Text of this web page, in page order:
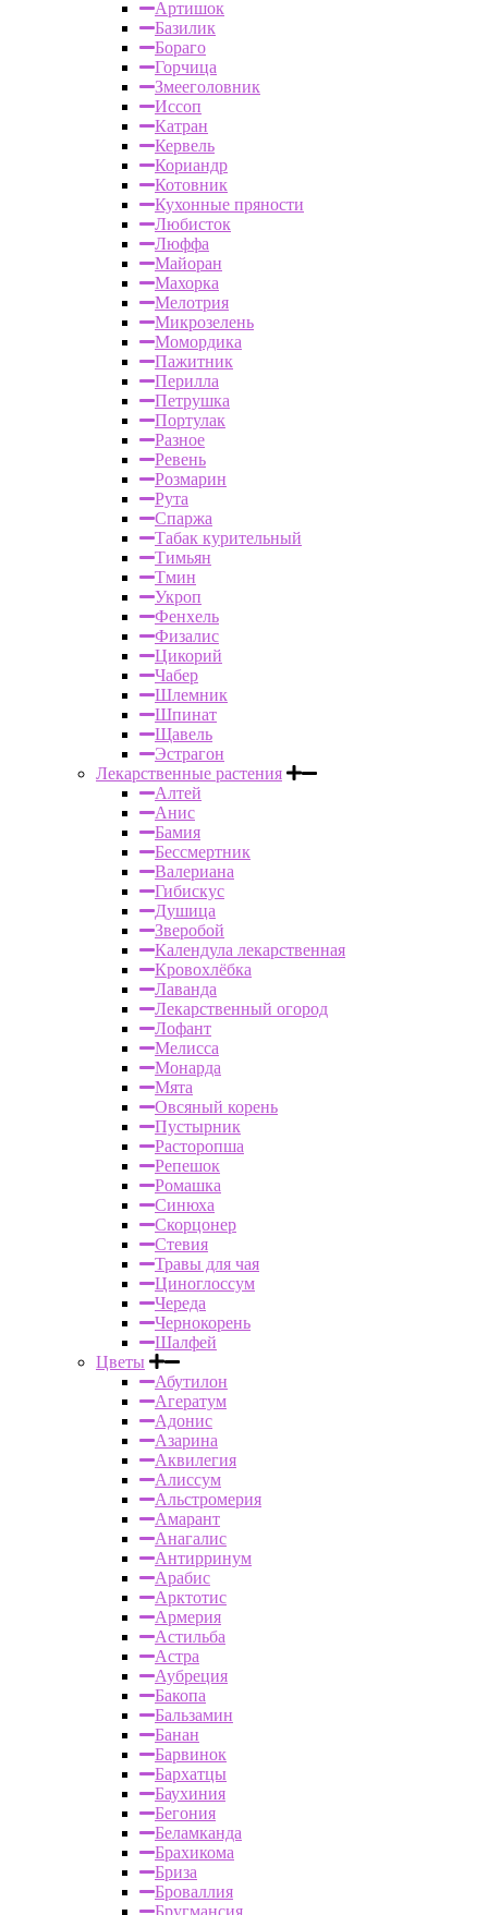
Артишок
Базилик
Бораго
Горчица
Змееголовник
Иссоп
Катран
Кервель
Кориандр
Котовник
Кухонные пряности
Любисток
Люффа
Майоран
Махорка
Мелотрия
Микрозелень
Момордика
Пажитник
Перилла
Петрушка
Портулак
Разное
Ревень
Розмарин
Рута
Спаржа
Табак курительный
Тимьян
Тмин
Укроп
Фенхель
Физалис
Цикорий
Чабер
Шлемник
Шпинат
Щавель
Эстрагон
Лекарственные растения
Алтей
Анис
Бамия
Бессмертник
Валериана
Гибискус
Душица
Зверобой
Календула лекарственная
Кровохлёбка
Лаванда
Лекарственный огород
Лофант
Мелисса
Монарда
Мята
Овсяный корень
Пустырник
Расторопша
Репешок
Ромашка
Синюха
Скорцонер
Стевия
Травы для чая
Циноглоссум
Череда
Чернокорень
Шалфей
Цветы
Абутилон
Агератум
Адонис
Азарина
Аквилегия
Алиссум
Альстромерия
Амарант
Анагалис
Антирринум
Арабис
Арктотис
Армерия
Астильба
Астра
Аубреция
Бакопа
Бальзамин
Банан
Барвинок
Бархатцы
Баухиния
Бегония
Беламканда
Брахикома
Бриза
Броваллия
Бругмансия